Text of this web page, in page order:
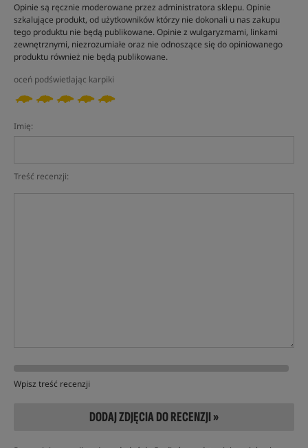
Opinie są ręcznie moderowane przez administratora sklepu. Opinie
szkalujące produkt, od użytkowników którzy nie dokonali u nas zakupu
tego produktu nie będą publikowane. Opinie z wulgaryzmami, linkami
zewnętrznymi, niezrozumiałe oraz nie odnoszące się do opiniowanego
produktu również nie będą publikowane.
oceń podświetlając karpiki
Imię:
Treść recenzji:
Wpisz treść recenzji
DODAJ ZDJĘCIA DO RECENZJI »